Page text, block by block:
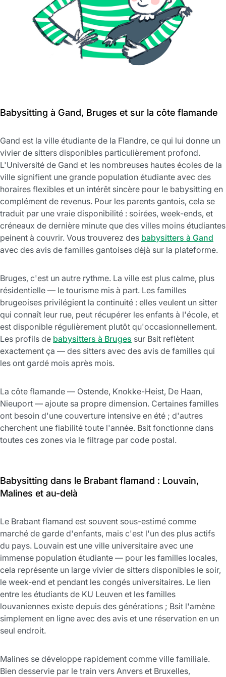
Babysitting à Gand, Bruges et sur la côte flamande
Gand est la ville étudiante de la Flandre, ce qui lui donne un
vivier de sitters disponibles particulièrement profond.
L'Université de Gand et les nombreuses hautes écoles de la
ville signifient une grande population étudiante avec des
horaires flexibles et un intérêt sincère pour le babysitting en
complément de revenus. Pour les parents gantois, cela se
traduit par une vraie disponibilité : soirées, week-ends, et
créneaux de dernière minute que des villes moins étudiantes
peinent à couvrir. Vous trouverez des babysitters à Gand
avec des avis de familles gantoises déjà sur la plateforme.
Bruges, c'est un autre rythme. La ville est plus calme, plus
résidentielle — le tourisme mis à part. Les familles
brugeoises privilégient la continuité : elles veulent un sitter
qui connaît leur rue, peut récupérer les enfants à l'école, et
est disponible régulièrement plutôt qu'occasionnellement.
Les profils de babysitters à Bruges sur Bsit reflètent
exactement ça — des sitters avec des avis de familles qui
les ont gardé mois après mois.
La côte flamande — Ostende, Knokke-Heist, De Haan,
Nieuport — ajoute sa propre dimension. Certaines familles
ont besoin d'une couverture intensive en été ; d'autres
cherchent une fiabilité toute l'année. Bsit fonctionne dans
toutes ces zones via le filtrage par code postal.
Babysitting dans le Brabant flamand : Louvain,
Malines et au-delà
Le Brabant flamand est souvent sous-estimé comme
marché de garde d'enfants, mais c'est l'un des plus actifs
du pays. Louvain est une ville universitaire avec une
immense population étudiante — pour les familles locales,
cela représente un large vivier de sitters disponibles le soir,
le week-end et pendant les congés universitaires. Le lien
entre les étudiants de KU Leuven et les familles
louvaniennes existe depuis des générations ; Bsit l'amène
simplement en ligne avec des avis et une réservation en un
seul endroit.
Malines se développe rapidement comme ville familiale.
Bien desservie par le train vers Anvers et Bruxelles,